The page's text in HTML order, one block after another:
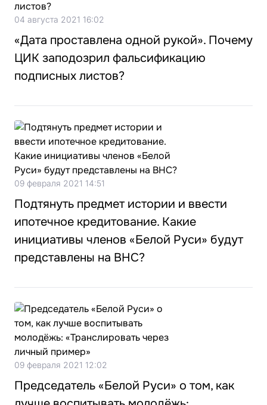
04 августа 2021 16:02
«Дата проставлена одной рукой». Почему
ЦИК заподозрил фальсификацию
подписных листов?
09 февраля 2021 14:51
Подтянуть предмет истории и ввести
ипотечное кредитование. Какие
инициативы членов «Белой Руси» будут
представлены на ВНС?
09 февраля 2021 12:02
Председатель «Белой Руси» о том, как